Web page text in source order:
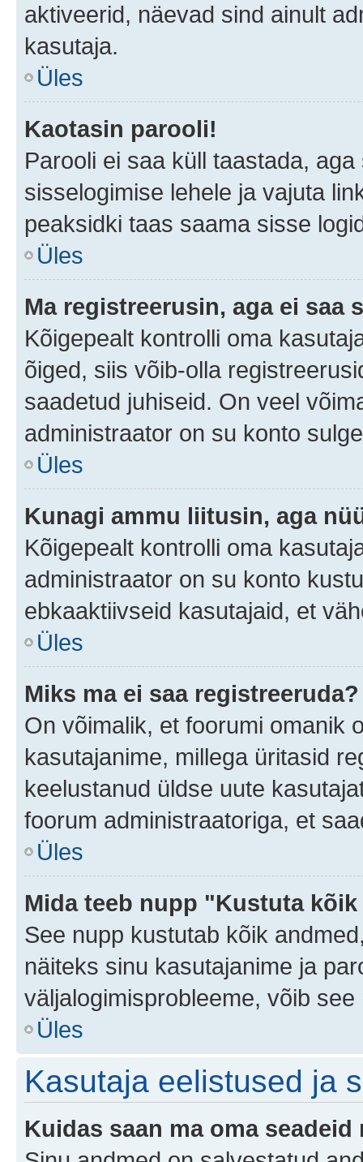
aktiveerid, näevad sind ainult
kasutaja.
Üles
Kaotasin parooli!
Parooli ei saa küll taastada,
sisselogimise lehele ja vajuta
peaksidki taas saama sisse
Üles
Ma registreerusin, aga ei saa
Kõigepealt kontrolli oma
õiged, siis võib-olla
saadetud juhiseid. On veel
administraator on su konto
Üles
Kunagi ammu liitusin, aga
Kõigepealt kontrolli oma
administraator on su konto
ebkaaktiivseid kasutajaid, et
Üles
Miks ma ei saa registreeruda?
On võimalik, et foorumi omanik
kasutajanime, millega üritasid
keelustanud üldse uute
foorum administraatoriga, et
Üles
Mida teeb nupp "Kustuta
See nupp kustutab kõik
näiteks sinu kasutajanime ja
väljalogimisprobleeme, võib see
Üles
Kasutaja eelistused ja
Kuidas saan ma oma seadeid